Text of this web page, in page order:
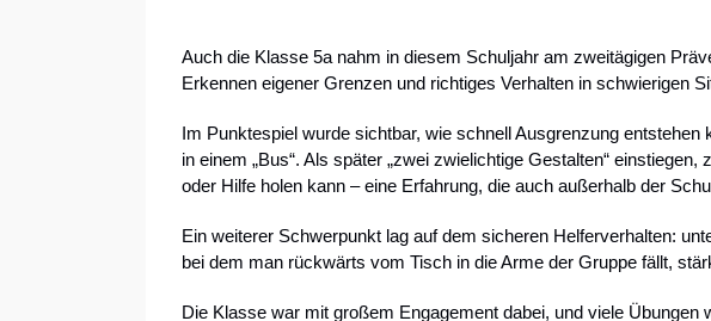
Auch die Klasse 5a nahm in diesem Schuljahr am zweitägigen
Erkennen eigener Grenzen und richtiges Verhalten in schwierigen
Im Punktespiel wurde sichtbar, wie schnell Ausgrenzung
in einem „Bus“. Als später „zwei zwielichtige Gestalten“
oder Hilfe holen kann – eine Erfahrung, die auch außerhalb der
Ein weiterer Schwerpunkt lag auf dem sicheren Helferverhalten:
bei dem man rückwärts vom Tisch in die Arme der Gruppe fällt,
Die Klasse war mit großem Engagement dabei, und viele